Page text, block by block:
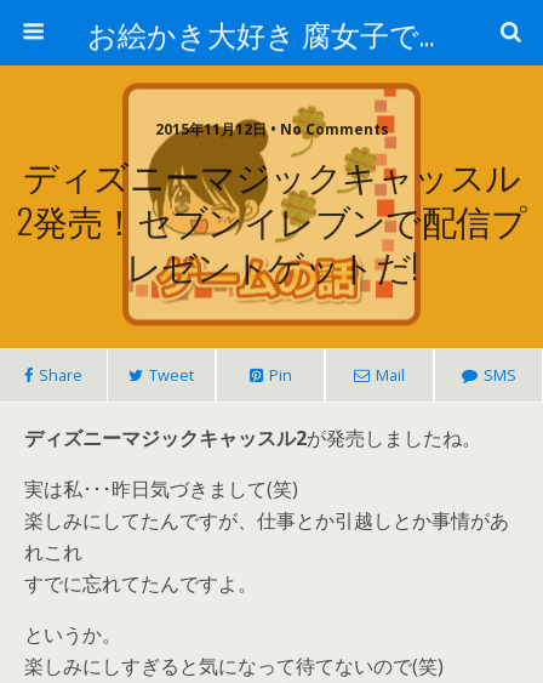
お絵かき大好き 腐女子でゲーマーのおかしな生活
2015年11月12日 • No Comments
ディズニーマジックキャッスル
2発売！セブンイレブンで配信プ
レゼントゲットだ!
Share Tweet Pin Mail SMS
ディズニーマジックキャッスル2が発売しましたね。
実は私･･･昨日気づきまして(笑)
楽しみにしてたんですが、仕事とか引越しとか事情があ
れこれ
すでに忘れてたんですよ。
というか。
楽しみにしすぎると気になって待てないので(笑)